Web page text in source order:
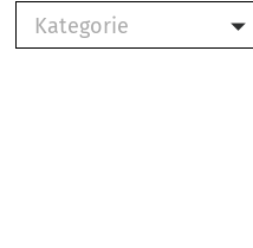
Kategorie